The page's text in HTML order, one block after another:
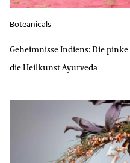
Boteanicals
Geheimnisse Indiens: Die
die Heilkunst Ayurveda